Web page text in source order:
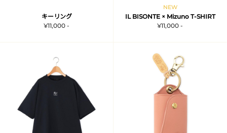
キーリング
¥11,000 -
NEW
IL BISONTE × Mizuno T-SHIRT
¥11,000 -